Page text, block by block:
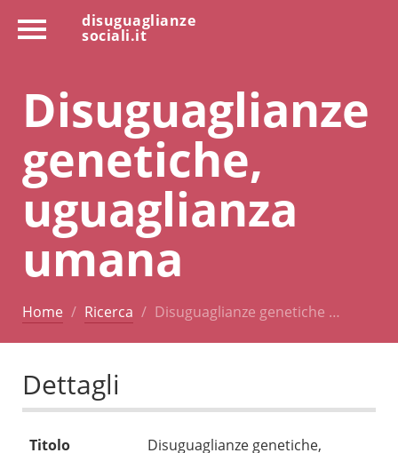
disuguaglianze
sociali.it
Disuguaglianze
genetiche,
uguaglianza
umana
Home Ricerca Disuguaglianze genetiche …
Dettagli
Titolo
Disuguaglianze genetiche,